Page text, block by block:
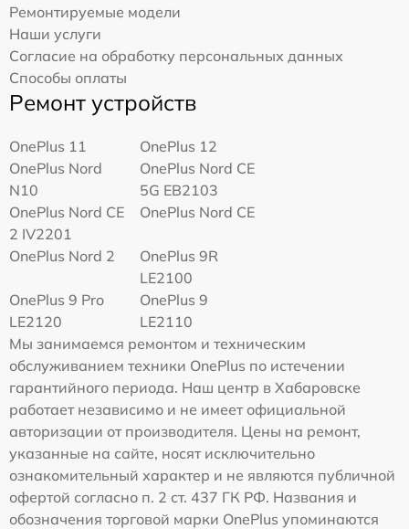
Ремонтируемые модели
Наши услуги
Согласие на обработку персональных данных
Способы оплаты
Ремонт устройств
OnePlus 11
OnePlus 12
OnePlus Nord
N10
OnePlus Nord CE
5G EB2103
OnePlus Nord CE
2 IV2201
OnePlus Nord CE
OnePlus Nord 2
OnePlus 9R
LE2100
OnePlus 9 Pro
LE2120
OnePlus 9
LE2110
Мы занимаемся ремонтом и техническим
обслуживанием техники OnePlus по истечении
гарантийного периода. Наш центр в Хабаровске
работает независимо и не имеет официальной
авторизации от производителя. Цены на ремонт,
указанные на сайте, носят исключительно
ознакомительный характер и не являются публичной
офертой согласно п. 2 ст. 437 ГК РФ. Названия и
обозначения торговой марки OnePlus упоминаются